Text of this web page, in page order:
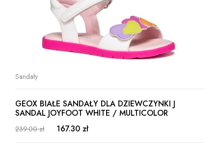
Sandały
GEOX BIAŁE SANDAŁY DLA DZIEWCZYNKI J
SANDAL JOYFOOT WHITE / MULTICOLOR
239.00 zł 167.30 zł